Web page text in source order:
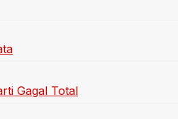
Gagal Total